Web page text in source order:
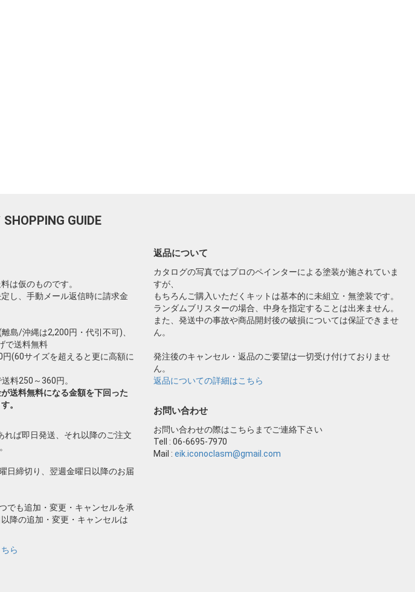
SHOPPING GUIDE
は仮のものです。
し、手動メール返信時に請求金
島/沖縄は2,200円・代引不可)、
で送料無料
(60サイズを超えると更に高額に
料250～360円。
送料無料になる金額を下回った
。
れば即日発送、それ以降のご注文
日締切り、翌週金曜日以降のお届
でも追加・変更・キャンセルを承
降の追加・変更・キャンセルは
ら
返品について
カタログの写真ではプロのペインターによる塗装が施されていま
すが、
もちろんご購入いただくキットは基本的に未組立・無塗装です。
ランダムブリスターの場合、中身を指定することは出来ません。
また、発送中の事故や商品開封後の破損については保証できませ
ん。
発注後のキャンセル・返品のご要望は一切受け付けておりませ
ん。
返品についての詳細はこちら
お問い合わせ
お問い合わせの際はこちらまでご連絡下さい
Tell : 06-6695-7970
Mail : eik.iconoclasm@gmail.com